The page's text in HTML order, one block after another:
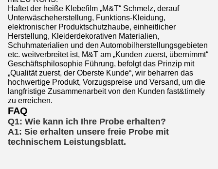
Haftet der heiße Klebefilm „M&T“ Schmelz, derauf
Unterwäscheherstellung, Funktions-Kleidung,
elektronischer Produktschutzhaube, einheitlicher
Herstellung, Kleiderdekorativen Materialien,
Schuhmaterialien und den Automobilherstellungsgebieten
etc. weitverbreitet ist, M&T am „Kunden zuerst, übernimmt“
Geschäftsphilosophie Führung, befolgt das Prinzip mit
„Qualität zuerst, der Oberste Kunde“, wir beharren das
hochwertige Produkt, Vorzugspreise und Versand, um die
langfristige Zusammenarbeit von den Kunden fast&timely
zu erreichen.
FAQ
Q1: Wie kann ich Ihre Probe erhalten?
A1: Sie erhalten unsere freie Probe mit
technischem Leistungsblatt.